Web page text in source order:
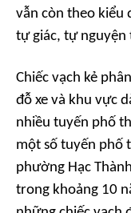
vẫn còn theo kiểu
tự giác, tự nguyện
Chiếc vạch kẻ
đỗ xe và khu vực
nhiều tuyến phố
một số tuyến phố
phường Hạc
trong khoảng 10